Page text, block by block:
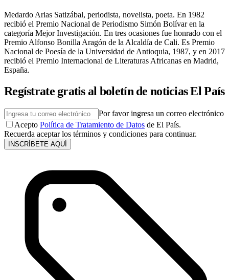
Medardo Arias Satizábal, periodista, novelista, poeta. En 1982
recibió el Premio Nacional de Periodismo Simón Bolívar en la
categoría Mejor Investigación. En tres ocasiones fue honrado con el
Premio Alfonso Bonilla Aragón de la Alcaldía de Cali. Es Premio
Nacional de Poesía de la Universidad de Antioquia, 1987, y en 2017
recibió el Premio Internacional de Literaturas Africanas en Madrid,
España.
Regístrate gratis al boletín de noticias El País
Por favor ingresa un correo electrónico
Acepto Política de Tratamiento de Datos de El País.
Recuerda aceptar los términos y condiciones para continuar.
INSCRÍBETE AQUÍ